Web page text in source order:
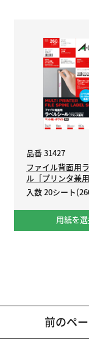
品番 31427
ファイル背面用
ル［プリンタ兼用
入数 20シート
用紙を
前のペ